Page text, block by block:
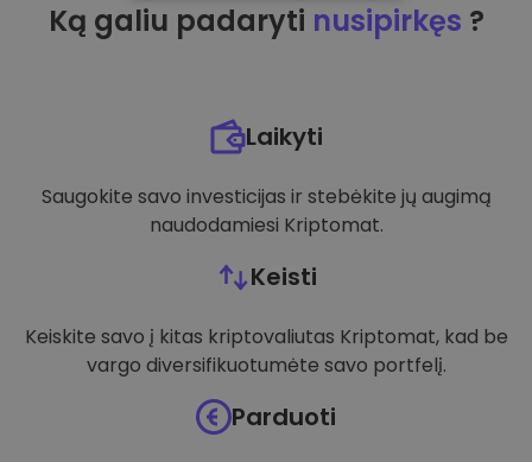
Ką galiu padaryti nusipirkęs ?
Laikyti
Saugokite savo investicijas ir stebėkite jų augimą
naudodamiesi Kriptomat.
Keisti
Keiskite savo į kitas kriptovaliutas Kriptomat, kad be
vargo diversifikuotumėte savo portfelį.
Parduoti
VEIKIMĄ GERINANTYS